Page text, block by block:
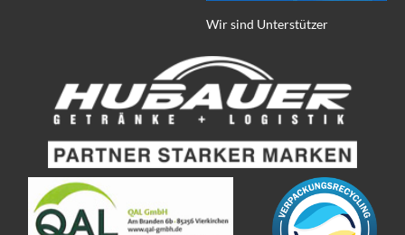
Wir sind Unterstützer